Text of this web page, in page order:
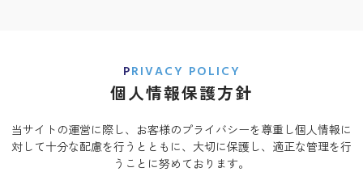
PRIVACY POLICY
個人情報保護方針
当サイトの運営に際し、お客様のプライバシーを尊重し個人情報に
対して十分な配慮を行うとともに、 大切に保護し、適正な管理を行
うことに努めております。